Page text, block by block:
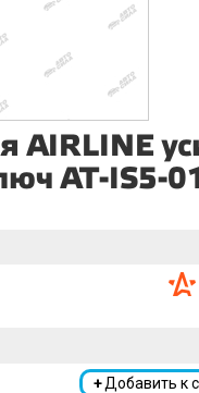
AIRLINE
AT-IS5-
+Добавить к